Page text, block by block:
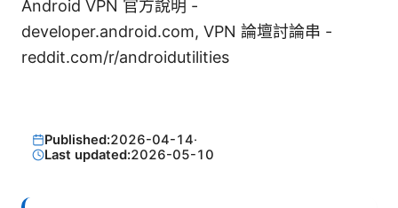
Android VPN 官方說明 -
developer.android.com, VPN 論壇討論串 -
reddit.com/r/androidutilities
Published:2026-04-14·
Last updated:2026-05-10